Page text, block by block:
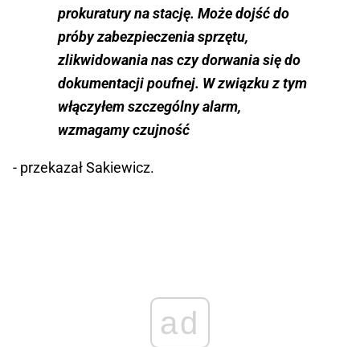
prokuratury na stację. Może dojść do
próby zabezpieczenia sprzętu,
zlikwidowania nas czy dorwania się do
dokumentacji poufnej. W związku z tym
włączyłem szczególny alarm,
wzmagamy czujność
- przekazał Sakiewicz.
ad